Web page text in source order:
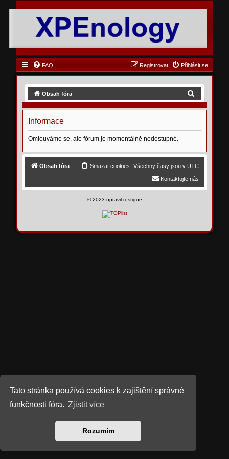
Tato stránka používá cookies k zajištění správné
funkčnosti fóra. Zjistit více
Rozumím
FAQ Přihlásit se
Registrovat
Obsah fóra
d
t
Informace
Omlouváme se, ale fórum je momentálně nedostupné.
Obsah fóra Všechny časy jsou v UTC
Smazat cookies
Kontaktujte nás
©2023 upravil rostigue